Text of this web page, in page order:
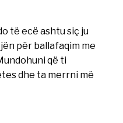
të ecë ashtu siç ju
për ballafaqim me
që ti
dhe ta merrni më